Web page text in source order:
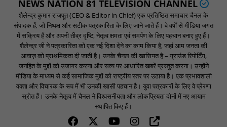
NEWS NATION 81 TELEVISION CHANNEL
शैलेन्द्र कुमार राजपूत (CEO & Editor in Chief) एक प्रतिष्ठित समाचार चैनल के
संपादक हैं, जो निष्पक्ष और सटीक पत्रकारिता के लिए जाने जाते हैं। वे वर्षों से मीडिया जगत
में सक्रिय हैं और अपनी तीव्र दृष्टि, नेतृत्व क्षमता एवं समर्पण के लिए पहचान बनाए हुए हैं।
शैलेन्द्र जी ने पत्रकारिता को एक नई दिशा देने का काम किया है, जहां आम जनता की
आवाज़ को प्राथमिकता दी जाती है। उनके चैनल की खासियत है – ग्राउंड रिपोर्टिंग,
जनहित के मुद्दों को उजागर करना और सत्य पर आधारित खबरें प्रस्तुत करना। उन्होंने
मीडिया के माध्यम से कई सामाजिक मुद्दों को राष्ट्रीय स्तर पर उठाया है। एक प्रभावशाली
वक्ता और विचारक के रूप में भी उनकी खासी पहचान है। युवा पत्रकारों के लिए वे प्रेरणा
स्रोत हैं। उनके नेतृत्व में चैनल ने विश्वसनीयता और लोकप्रियता दोनों में नए आयाम
स्थापित किए हैं।